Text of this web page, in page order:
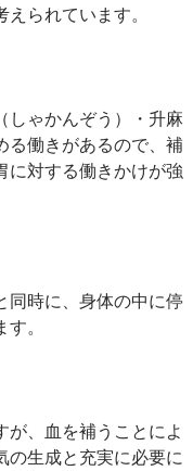
られています。
ゃかんぞう）・升麻
る働きがあるので、補
に対する働きかけが強
時に、身体の中に停
。
、血を補うことによ
の生成と充実に必要に